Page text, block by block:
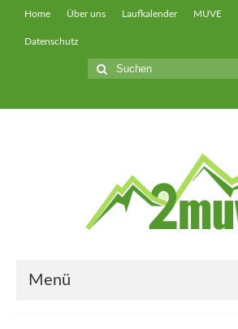
Home Über uns Laufkalender MUVE
Datenschutz
Suche
nach:
Menü